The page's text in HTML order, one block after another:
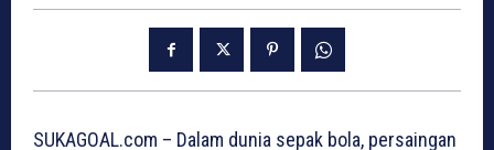
SUKAGOAL.com – Dalam dunia sepak bola, persaingan